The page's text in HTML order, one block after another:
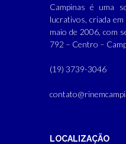
Campinas é uma
lucrativos, criada em
maio de 2006, com
792 – Centro –
(19) 3739-3046
LOCALIZAÇÃO